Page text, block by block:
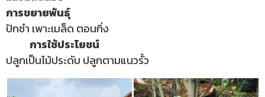
การขยายพันธุ์
ปักชำ เพาะเมล็ด ตอนกิ่ง
การใช้ประโยชน์
ปลูกเป็นไม้ประดับ ปลูกตามแนวรั้ว